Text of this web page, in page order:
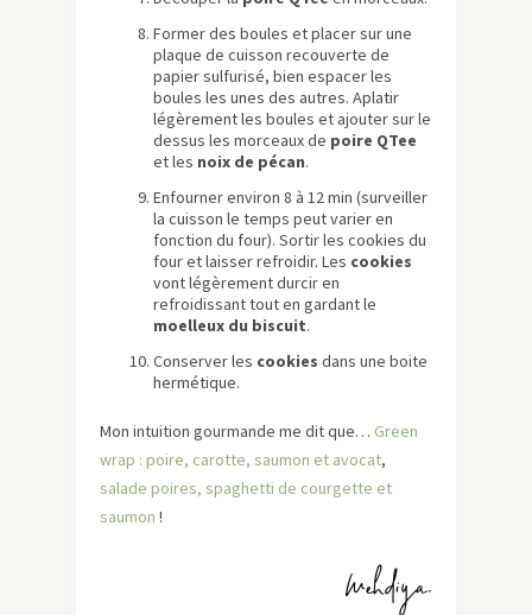
Former des boules et placer sur une
plaque de cuisson recouverte de
papier sulfurisé, bien espacer les
boules les unes des autres. Aplatir
légèrement les boules et ajouter sur le
dessus les morceaux de poire QTee
et les noix de pécan.
Enfourner environ 8 à 12 min (surveiller
la cuisson le temps peut varier en
fonction du four). Sortir les cookies du
four et laisser refroidir. Les cookies
vont légèrement durcir en
refroidissant tout en gardant le
moelleux du biscuit.
Conserver les cookies dans une boite
hermétique.
Mon intuition gourmande me dit que… Green
wrap : poire, carotte, saumon et avocat,
salade poires, spaghetti de courgette et
saumon !